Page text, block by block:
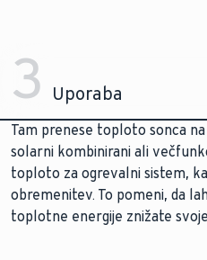
3 Uporaba
Tam prenese toploto sonca
solarni kombinirani ali
toploto za ogrevalni sistem,
obremenitev. To pomeni, da
toplotne energije znižate